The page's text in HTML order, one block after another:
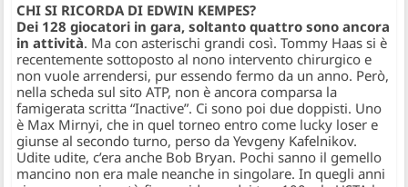
CHI SI RICORDA DI EDWIN KEMPES?
Dei 128 giocatori in gara, soltanto quattro sono ancora
in attività. Ma con asterischi grandi così. Tommy Haas si è
recentemente sottoposto al nono intervento chirurgico e
non vuole arrendersi, pur essendo fermo da un anno. Però,
nella scheda sul sito ATP, non è ancora comparsa la
famigerata scritta “Inactive”. Ci sono poi due doppisti. Uno
è Max Mirnyi, che in quel torneo entro come lucky loser e
giunse al secondo turno, perso da Yevgeny Kafelnikov.
Udite udite, c’era anche Bob Bryan. Pochi sanno il gemello
mancino non era male neanche in singolare. In quegli anni